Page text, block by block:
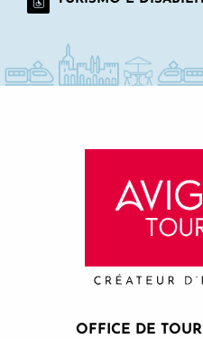
OFFICE DE